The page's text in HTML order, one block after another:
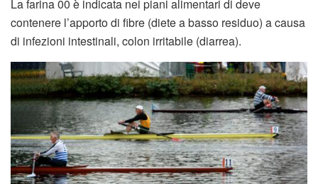
La farina 00 è indicata nei piani alimentari di deve
contenere l’apporto di fibre (diete a basso residuo) a causa
di infezioni intestinali, colon irritabile (diarrea).